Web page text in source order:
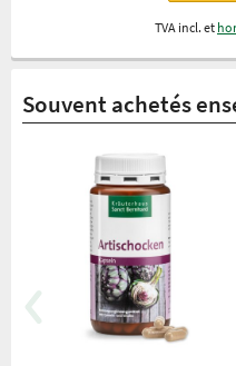
TVA incl. et
Souvent achetés